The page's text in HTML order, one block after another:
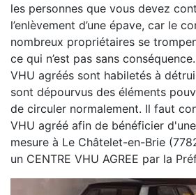
les personnes que vous devez
l’enlèvement d’une épave, car le
nombreux propriétaires se
ce qui n’est pas sans
VHU agréés sont habiletés à
sont dépourvus des éléments
de circuler normalement. Il faut
VHU agréé afin de bénéficier
mesure à Le Châtelet-en-Brie
un CENTRE VHU AGREE par la